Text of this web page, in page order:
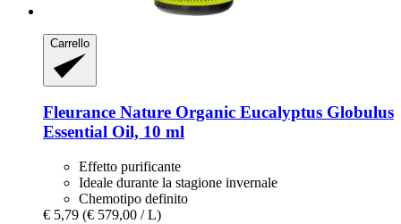
Carrello
Fleurance Nature Organic Eucalyptus Globulus
Essential Oil, 10 ml
Effetto purificante
Ideale durante la stagione invernale
Chemotipo definito
€ 5,79 (€ 579,00 / L)